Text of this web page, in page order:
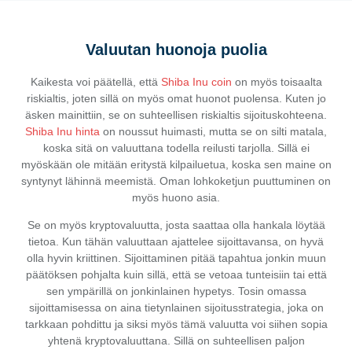
Valuutan huonoja puolia
Kaikesta voi päätellä, että Shiba Inu coin on myös toisaalta
riskialtis, joten sillä on myös omat huonot puolensa. Kuten jo
äsken mainittiin, se on suhteellisen riskialtis sijoituskohteena.
Shiba Inu hinta on noussut huimasti, mutta se on silti matala,
koska sitä on valuuttana todella reilusti tarjolla. Sillä ei
myöskään ole mitään eritystä kilpailuetua, koska sen maine on
syntynyt lähinnä meemistä. Oman lohkoketjun puuttuminen on
myös huono asia.
Se on myös kryptovaluutta, josta saattaa olla hankala löytää
tietoa. Kun tähän valuuttaan ajattelee sijoittavansa, on hyvä
olla hyvin kriittinen. Sijoittaminen pitää tapahtua jonkin muun
päätöksen pohjalta kuin sillä, että se vetoaa tunteisiin tai että
sen ympärillä on jonkinlainen hypetys. Tosin omassa
sijoittamisessa on aina tietynlainen sijoitusstrategia, joka on
tarkkaan pohdittu ja siksi myös tämä valuutta voi siihen sopia
yhtenä kryptovaluuttana. Sillä on suhteellisen paljon